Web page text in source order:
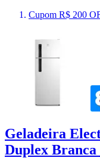
Cupom R$ 200
Geladeira
Duplex Branca